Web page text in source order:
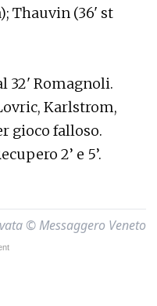
Thauvin (36' st
32' Romagnoli.
Karlstrom,
gioco falloso.
2’ e 5’.
© Messaggero Veneto